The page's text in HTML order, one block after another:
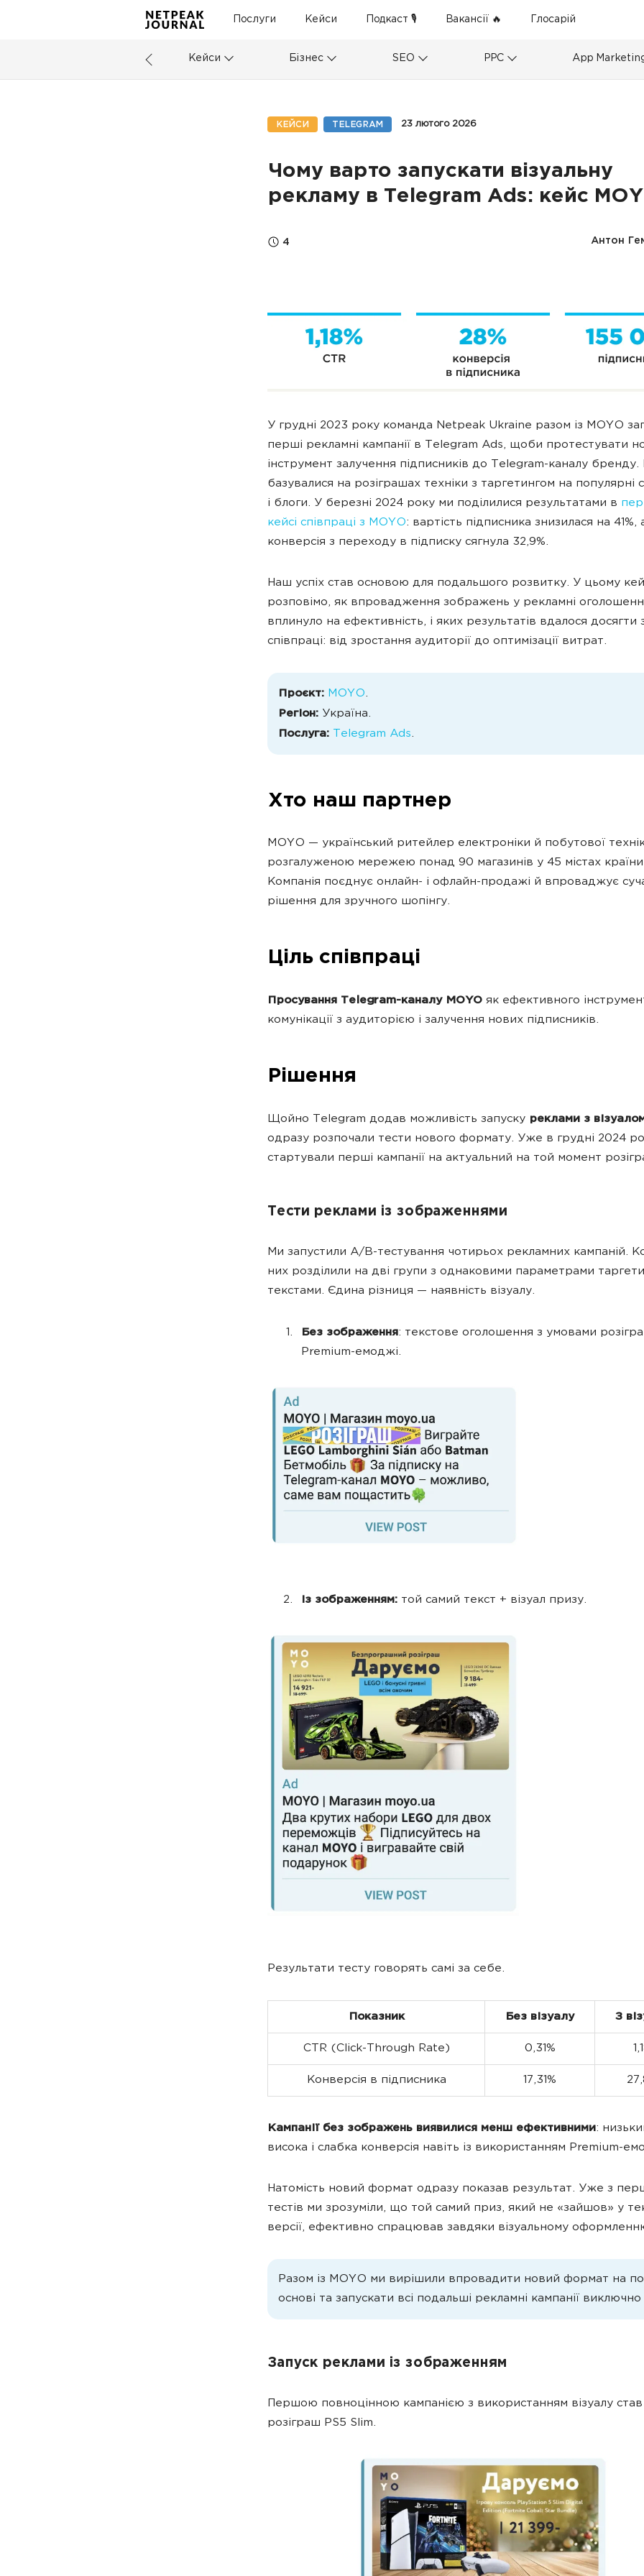
Послуги Кейси Подкаст 🎙 Вакансії 🔥 Глосарій
Кейси Бізнес SEO PPC App
КЕЙСИ TELEGRAM 23 лютого 2026
Чому варто запускати візуальну
рекламу в Telegram Ads: кейс
4 Антон
У грудні 2023 року команда Netpeak Ukraine разом із MOYO
перші рекламні кампанії в Telegram Ads, щоби протестувати
інструмент залучення підписників до Telegram-каналу
базувалися на розіграшах техніки з таргетингом на популярні
і блоги. У березні 2024 року ми поділилися результатами в
кейсі співпраці з MOYO: вартість підписника знизилася на 41%,
конверсія з переходу в підписку сягнула 32,9%.
Наш успіх став основою для подальшого розвитку. У цьому
розповімо, як впровадження зображень у рекламні
вплинуло на ефективність, і яких результатів вдалося досягти
співпраці: від зростання аудиторії до оптимізації витрат.
Проєкт: MOYO.
Регіон: Україна.
Послуга: Telegram Ads.
Хто наш партнер
MOYO — український ритейлер електроніки й побутової
розгалуженою мережею понад 90 магазинів у 45 містах
Компанія поєднує онлайн- і офлайн-продажі й впроваджує
рішення для зручного шопінгу.
Ціль співпраці
Просування Telegram-каналу MOYO як ефективного
комунікації з аудиторією і залучення нових підписників.
Рішення
Щойно Telegram додав можливість запуску реклами з
одразу розпочали тести нового формату. Уже в грудні 2024
стартували перші кампанії на актуальний на той момент
Тести реклами із зображеннями
Ми запустили A/B-тестування чотирьох рекламних кампаній.
них розділили на дві групи з однаковими параметрами
текстами. Єдина різниця — наявність візуалу.
Без зображення: текстове оголошення з умовами
Premium-емоджі.
Із зображенням: той самий текст + візуал призу.
Результати тесту говорять самі за себе.
Показник Без візуалу З
CTR (Click-Through Rate) 0,31%
Конверсія в підписника 17,31%
Кампанії без зображень виявилися менш ефективними:
висока і слабка конверсія навіть із використанням Premium-
Натомість новий формат одразу показав результат. Уже з
тестів ми зрозуміли, що той самий приз, який не «зайшов» у
версії, ефективно спрацював завдяки візуальному
Разом із MOYO ми вирішили впровадити новий формат на
основі та запускати всі подальші рекламні кампанії
Запуск реклами із зображенням
Першою повноцінною кампанією з використанням візуалу став
розіграш PS5 Slim.